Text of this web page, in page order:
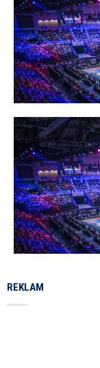
REKLAM